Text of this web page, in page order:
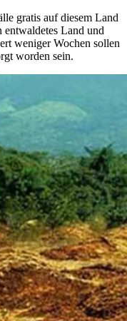
gratis auf diesem Land
entwaldetes Land und
weniger Wochen sollen
worden sein.